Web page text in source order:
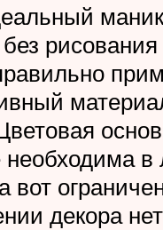
рисования
необходима
вот
декора